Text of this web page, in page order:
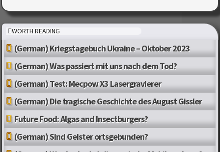
WORTH READING
(German) Kriegstagebuch Ukraine – Oktober 2023
(German) Was passiert mit uns nach dem Tod?
(German) Test: Mecpow X3 Lasergravierer
(German) Die tragische Geschichte des August Gissler
Future Food: Algas and Insectburgers?
(German) Sind Geister ortsgebunden?